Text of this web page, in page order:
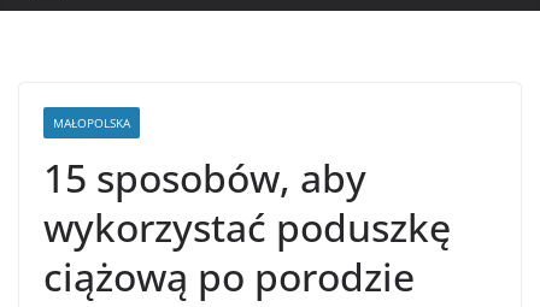
MAŁOPOLSKA
15 sposobów, aby
wykorzystać poduszkę
ciążową po porodzie